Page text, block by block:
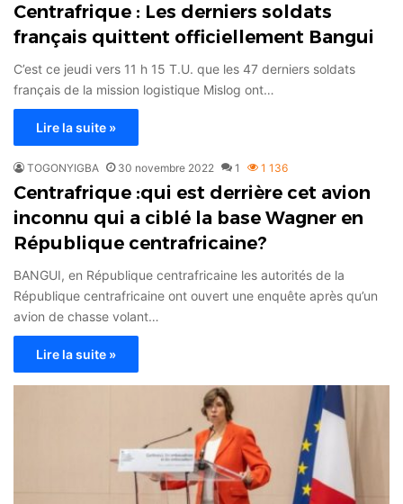
Centrafrique : Les derniers soldats
français quittent officiellement Bangui
C’est ce jeudi vers 11 h 15 T.U. que les 47 derniers soldats
français de la mission logistique Mislog ont…
Lire la suite »
TOGONYIGBA 30 novembre 2022 1 1 136
Centrafrique :qui est derrière cet avion
inconnu qui a ciblé la base Wagner en
République centrafricaine?
BANGUI, en République centrafricaine les autorités de la
République centrafricaine ont ouvert une enquête après qu’un
avion de chasse volant…
Lire la suite »